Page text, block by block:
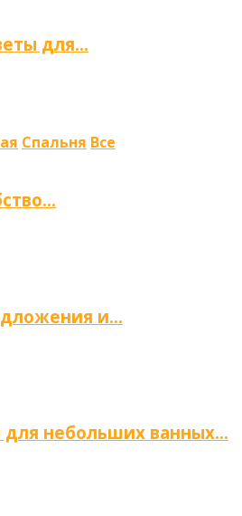
для…
Спальня Все
и…
для небольших ванных…